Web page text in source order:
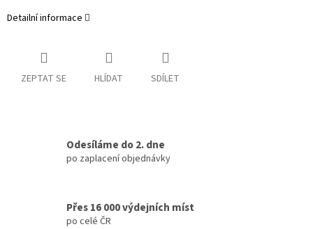
Detailní informace
ZEPTAT SE HLÍDAT SDÍLET
Odesíláme do 2. dne
po zaplacení objednávky
Přes 16 000 výdejních míst
po celé ČR